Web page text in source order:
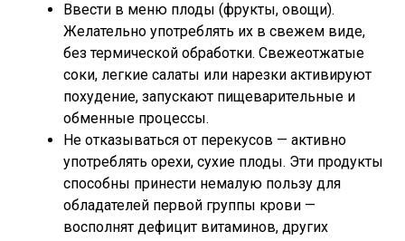
Ввести в меню плоды (фрукты, овощи).
Желательно употреблять их в свежем виде,
без термической обработки. Свежеотжатые
соки, легкие салаты или нарезки активируют
похудение, запускают пищеварительные и
обменные процессы.
Не отказываться от перекусов — активно
употреблять орехи, сухие плоды. Эти продукты
способны принести немалую пользу для
обладателей первой группы крови —
восполнят дефицит витаминов, других